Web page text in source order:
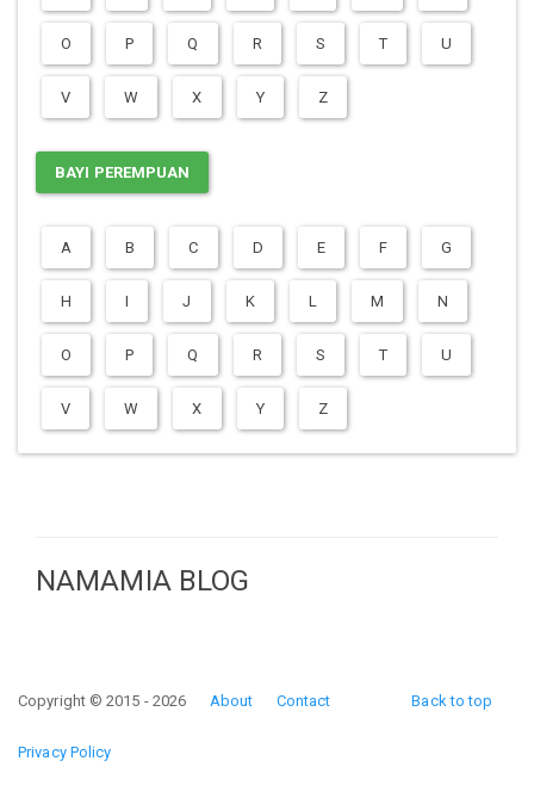
O P Q R S T U
V W X Y Z
BAYI PEREMPUAN
A B C D E F G
H I J K L M N
O P Q R S T U
V W X Y Z
NAMAMIA BLOG
Back to top
Copyright © 2015 - 2026 About Contact
Privacy Policy